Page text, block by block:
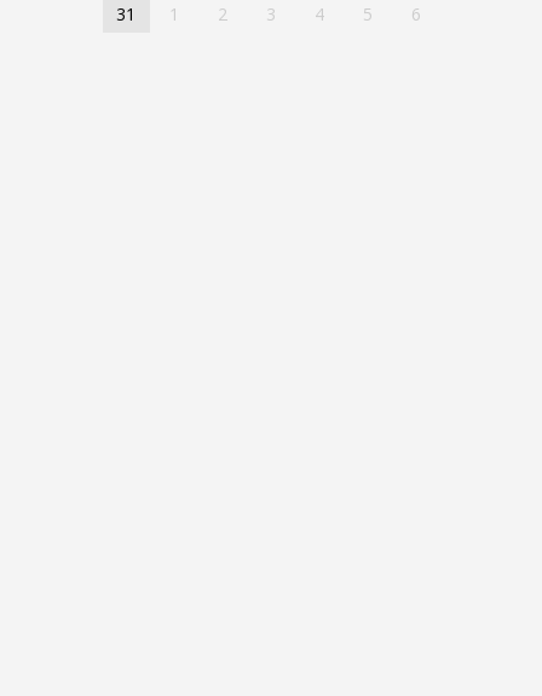
31
1 2 3 4 5 6